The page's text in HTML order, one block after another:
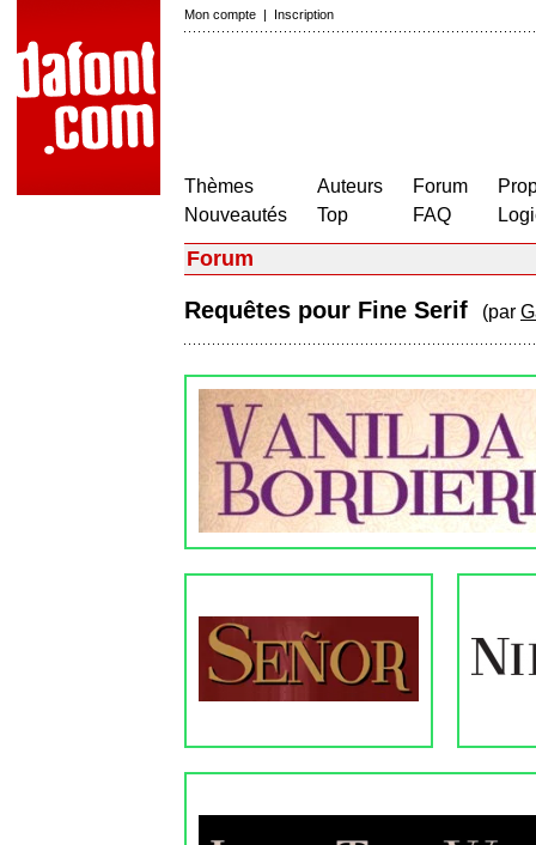
Mon compte | Inscription
Thèmes
Nouveautés
Auteurs
Top
Forum
FAQ
Forum
Requêtes pour Fine Serif (par